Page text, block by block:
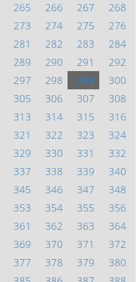
265 266 267
268
273 274 275
276
281 282 283
284
289 290 291
292
297 298 299
300
305 306 307
308
313 314 315
316
321 322 323
324
329 330 331
332
337 338 339
340
345 346 347
348
353 354 355
356
361 362 363
364
369 370 371
372
377 378 379
380